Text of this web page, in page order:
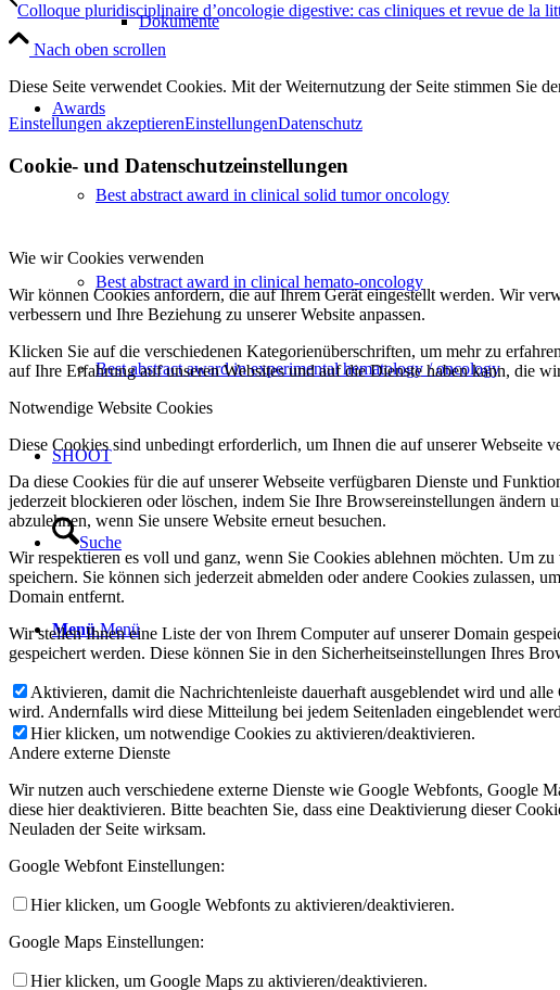
Dokumente
Awards
Best abstract award in clinical solid tumor oncology
Best abstract award in clinical hemato-oncology
Best abstract award in experimental hematology / oncology
SHOOT
Suche
Menü Menü
Colloque pluridisciplinaire d’oncologie digestive: cas cliniques et revue de la
Nach oben scrollen
Diese Seite verwendet Cookies. Mit der Weiternutzung der Seite stimmen Sie
Einstellungen akzeptierenEinstellungenDatenschutz
Cookie- und Datenschutzeinstellungen
Wie wir Cookies verwenden
Wir können Cookies anfordern, die auf Ihrem Gerät eingestellt werden. Wir
verbessern und Ihre Beziehung zu unserer Website anpassen.
Klicken Sie auf die verschiedenen Kategorienüberschriften, um mehr zu
auf Ihre Erfahrung auf unseren Websites und auf die Dienste haben kann, die
Notwendige Website Cookies
Diese Cookies sind unbedingt erforderlich, um Ihnen die auf unserer Webseite
Da diese Cookies für die auf unserer Webseite verfügbaren Dienste und
jederzeit blockieren oder löschen, indem Sie Ihre Browsereinstellungen
abzulehnen, wenn Sie unsere Website erneut besuchen.
Wir respektieren es voll und ganz, wenn Sie Cookies ablehnen möchten. Um
speichern. Sie können sich jederzeit abmelden oder andere Cookies zulassen,
Domain entfernt.
Wir stellen Ihnen eine Liste der von Ihrem Computer auf unserer Domain
gespeichert werden. Diese können Sie in den Sicherheitseinstellungen Ihres
Aktivieren, damit die Nachrichtenleiste dauerhaft ausgeblendet wird und
wird. Andernfalls wird diese Mitteilung bei jedem Seitenladen eingeblendet
Hier klicken, um notwendige Cookies zu aktivieren/deaktivieren.
Andere externe Dienste
Wir nutzen auch verschiedene externe Dienste wie Google Webfonts, Google
diese hier deaktivieren. Bitte beachten Sie, dass eine Deaktivierung dieser
Neuladen der Seite wirksam.
Google Webfont Einstellungen:
Hier klicken, um Google Webfonts zu aktivieren/deaktivieren.
Google Maps Einstellungen:
Hier klicken, um Google Maps zu aktivieren/deaktivieren.